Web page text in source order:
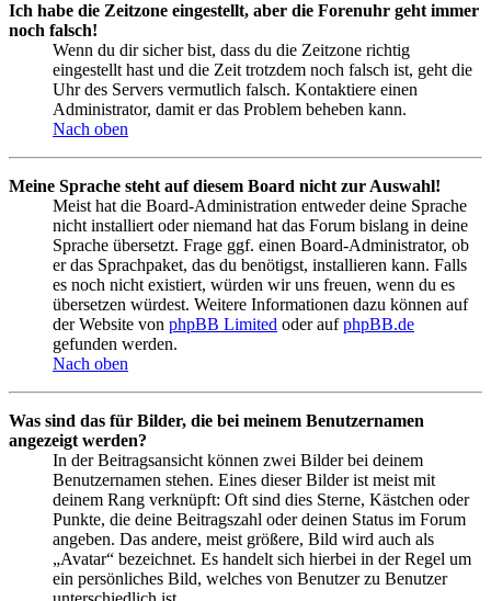
Ich habe die Zeitzone eingestellt, aber die Forenuhr geht immer
noch falsch!
Wenn du dir sicher bist, dass du die Zeitzone richtig
eingestellt hast und die Zeit trotzdem noch falsch ist, geht die
Uhr des Servers vermutlich falsch. Kontaktiere einen
Administrator, damit er das Problem beheben kann.
Nach oben
Meine Sprache steht auf diesem Board nicht zur Auswahl!
Meist hat die Board-Administration entweder deine Sprache
nicht installiert oder niemand hat das Forum bislang in deine
Sprache übersetzt. Frage ggf. einen Board-Administrator, ob
er das Sprachpaket, das du benötigst, installieren kann. Falls
es noch nicht existiert, würden wir uns freuen, wenn du es
übersetzen würdest. Weitere Informationen dazu können auf
der Website von phpBB Limited oder aufphpBB.de
gefunden werden.
Nach oben
Was sind das für Bilder, die bei meinem Benutzernamen
angezeigt werden?
In der Beitragsansicht können zwei Bilder bei deinem
Benutzernamen stehen. Eines dieser Bilder ist meist mit
deinem Rang verknüpft: Oft sind dies Sterne, Kästchen oder
Punkte, die deine Beitragszahl oder deinen Status im Forum
angeben. Das andere, meist größere, Bild wird auch als
„Avatar“ bezeichnet. Es handelt sich hierbei in der Regel um
ein persönliches Bild, welches von Benutzer zu Benutzer